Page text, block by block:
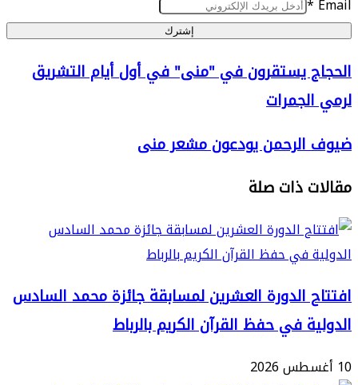
يستقرون في "منى" في أول أيام التشريق
يودعون مشعر منى
ذات صلة
الدورة العشرين لمسابقة جائزة محمد السادس
في حفظ القرآن الكريم بالرباط